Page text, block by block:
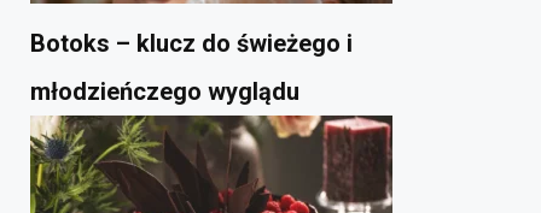
Botoks – klucz do świeżego i
młodzieńczego wyglądu